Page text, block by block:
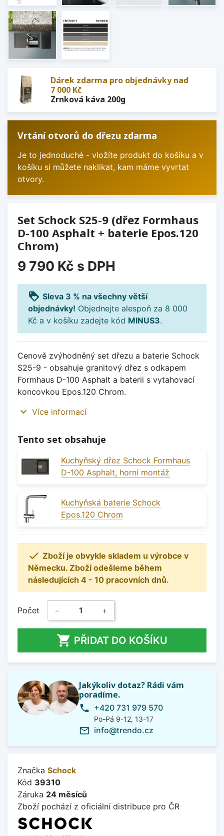
Dárek zdarma pro objednávky nad
7 000 Kč
Zrnková káva 200g
Vrtání otvorů do dřezu zdarma
Je to jednoduché - vložíte produkt do košíku a v
košíku si můžete naklikat, kam máme vyvrtat
otvory.
Set Schock S25-9 (dřez Formhaus
D-100 Asphalt + baterie Epos.120
Chrom)
9 790 Kč s DPH
loyalty Sleva 3 % na všechny větší
objednávky! Objednejte alespoň za 8 000
Kč a v košíku zadejte kód MINUS3.
Cenově zvýhodněný set dřezu a baterie Schock
S25-9 - obsahuje granitový dřez s odkapem
Formhaus D-100 Asphalt a baterii s vytahovací
koncovkou Epos.120 Chrom.
expand_more Více informací
Tento set obsahuje
Kuchyňský dřez Schock Formhaus
D-100 Asphalt, horní montáž
Kuchyňská baterie Schock
Epos.120 Chrom
 Zboží je obvykle skladem u výrobce v
Německu. Zboží odešleme během
následujících 4 - 10 pracovních dnů.
Počet − +
 PŘIDAT DO KOŠÍKU
Jakýkoliv dotaz? Rádi vám
poradíme.
phone +420 731 979 570
Po-Pá 9-12, 13-17
mail_outline info@trendo.cz
Značka Schock
Kód 39310
Záruka 24 měsíců
Zboží pochází z oficiální distribuce pro ČR